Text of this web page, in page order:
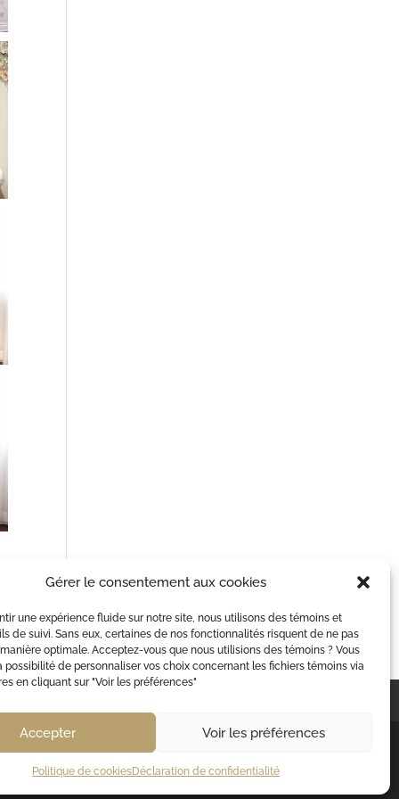
Gérer le consentement aux cookies
une expérience fluide sur notre site, nous utilisons des témoins et
de suivi. Sans eux, certaines de nos fonctionnalités risquent de ne pas
optimale. Acceptez-vous que nous utilisions des témoins ? Vous
possibilité de personnaliser vos choix concernant les fichiers témoins via
en cliquant sur "Voir les préférences"
Accepter Voir les préférences
Politique de cookiesDéclaration de confidentialité
vérifier avec notre
et nos disponibilités, avant de